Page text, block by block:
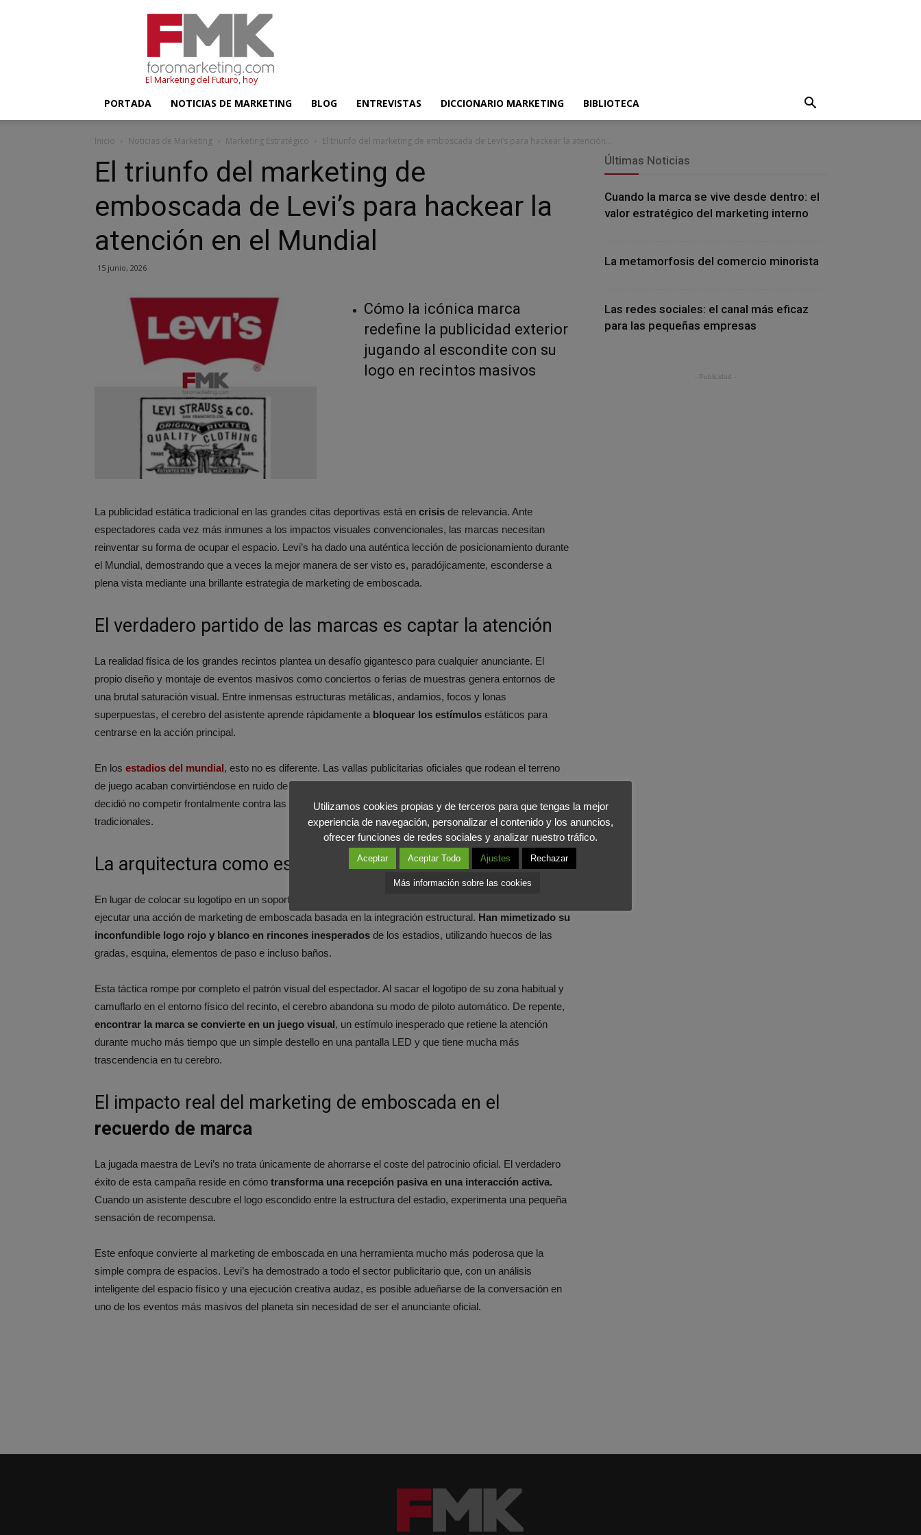
El Marketing del Futuro, hoy
PORTADA NOTICIAS DE MARKETING BLOG ENTREVISTAS DICCIONARIO MARKETING BIBLIOTECA
Inicio Noticias de Marketing Marketing Estratégico El triunfo del marketing de emboscada de Levi’s para hackear la atención...
El triunfo del marketing de
emboscada de Levi’s para hackear la
atención en el Mundial
15 junio, 2026
Cómo la icónica marca
redefine la publicidad exterior
jugando al escondite con su
logo en recintos masivos
La publicidad estática tradicional en las grandes citas deportivas está en crisis de relevancia. Ante
espectadores cada vez más inmunes a los impactos visuales convencionales, las marcas necesitan
reinventar su forma de ocupar el espacio. Levi’s ha dado una auténtica lección de posicionamiento durante
el Mundial, demostrando que a veces la mejor manera de ser visto es, paradójicamente, esconderse a
plena vista mediante una brillante estrategia de marketing de emboscada.
El verdadero partido de las marcas es captar la atención
La realidad física de los grandes recintos plantea un desafío gigantesco para cualquier anunciante. El
propio diseño y montaje de eventos masivos como conciertos o ferias de muestras genera entornos de
una brutal saturación visual. Entre inmensas estructuras metálicas, andamios, focos y lonas
superpuestas, el cerebro del asistente aprende rápidamente a bloquear los estímulos estáticos para
centrarse en la acción principal.
En los estadios del mundial, esto no es diferente. Las vallas publicitarias oficiales que rodean el terreno
de juego acaban convirtiéndose en ruido de fondo. Levi’s entendió perfectamente esta ceguera espacial y
decidió no competir frontalmente contra las marcas que pagan patrocinios millonarios por esos espacios
tradicionales.
La arquitectura como espacio creativo
En lugar de colocar su logotipo en un soporte plano y predecible, la marca estadounidense optó por
ejecutar una acción de marketing de emboscada basada en la integración estructural. Han mimetizado su
inconfundible logo rojo y blanco en rincones inesperados de los estadios, utilizando huecos de las
gradas, esquina, elementos de paso e incluso baños.
Esta táctica rompe por completo el patrón visual del espectador. Al sacar el logotipo de su zona habitual y
camuflarlo en el entorno físico del recinto, el cerebro abandona su modo de piloto automático. De repente,
encontrar la marca se convierte en un juego visual, un estímulo inesperado que retiene la atención
durante mucho más tiempo que un simple destello en una pantalla LED y que tiene mucha más
trascendencia en tu cerebro.
El impacto real del marketing de emboscada en el
recuerdo de marca
La jugada maestra de Levi’s no trata únicamente de ahorrarse el coste del patrocinio oficial. El verdadero
éxito de esta campaña reside en cómo transforma una recepción pasiva en una interacción activa.
Cuando un asistente descubre el logo escondido entre la estructura del estadio, experimenta una pequeña
sensación de recompensa.
Este enfoque convierte al marketing de emboscada en una herramienta mucho más poderosa que la
simple compra de espacios. Levi’s ha demostrado a todo el sector publicitario que, con un análisis
inteligente del espacio físico y una ejecución creativa audaz, es posible adueñarse de la conversación en
uno de los eventos más masivos del planeta sin necesidad de ser el anunciante oficial.
Últimas Noticias
Cuando la marca se vive desde dentro: el
valor estratégico del marketing interno
La metamorfosis del comercio minorista
Las redes sociales: el canal más eficaz
para las pequeñas empresas
- Publicidad -
Utilizamos cookies propias y de terceros para que tengas la mejor
experiencia de navegación, personalizar el contenido y los anuncios,
ofrecer funciones de redes sociales y analizar nuestro tráfico.
Aceptar Aceptar Todo Ajustes Rechazar
Más información sobre las cookies